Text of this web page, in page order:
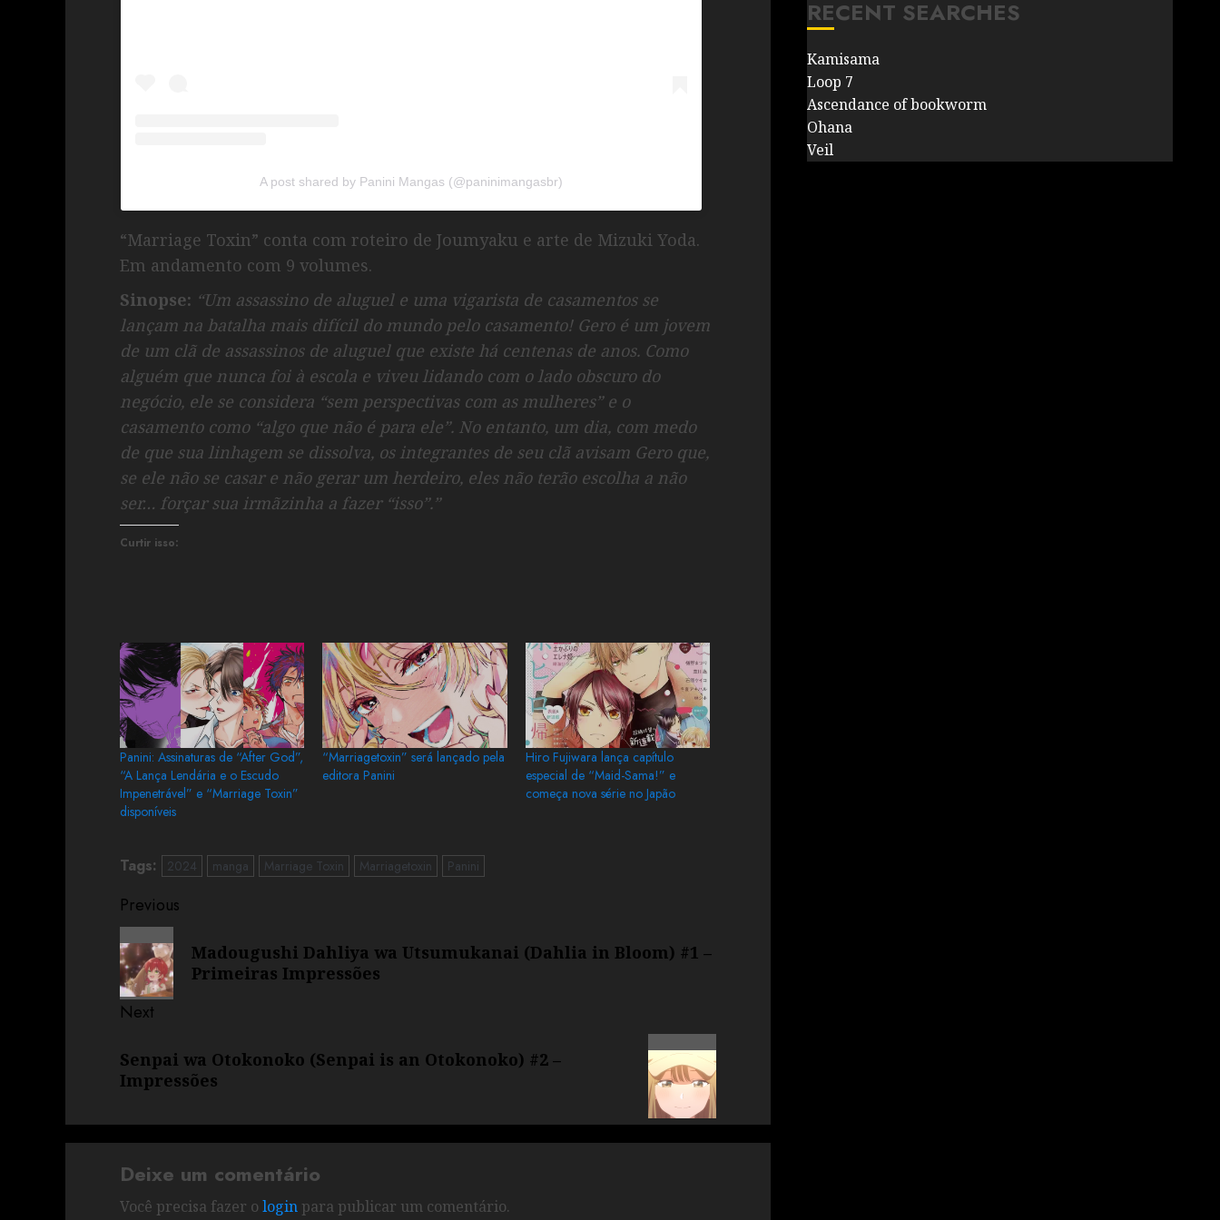
A post shared by Panini Mangas (@paninimangasbr)
“Marriage Toxin” conta com roteiro de Joumyaku e arte de Mizuki Yoda.
Em andamento com 9 volumes.
Sinopse: “Um assassino de aluguel e uma vigarista de casamentos se
lançam na batalha mais difícil do mundo pelo casamento! Gero é um jovem
de um clã de assassinos de aluguel que existe há centenas de anos. Como
alguém que nunca foi à escola e viveu lidando com o lado obscuro do
negócio, ele se considera “sem perspectivas com as mulheres” e o
casamento como “algo que não é para ele”. No entanto, um dia, com medo
de que sua linhagem se dissolva, os integrantes de seu clã avisam Gero que,
se ele não se casar e não gerar um herdeiro, eles não terão escolha a não
ser… forçar sua irmãzinha a fazer “isso”.”
Curtir isso:
Panini: Assinaturas de “After God”,
“A Lança Lendária e o Escudo
Impenetrável” e “Marriage Toxin”
disponíveis
“Marriagetoxin” será lançado pela
editora Panini
Hiro Fujiwara lança capítulo
especial de “Maid-Sama!” e
começa nova série no Japão
Tags: 2024 manga Marriage Toxin Marriagetoxin Panini
Previous
Madougushi Dahliya wa Utsumukanai (Dahlia in Bloom) #1 –
Primeiras Impressões
Next
Senpai wa Otokonoko (Senpai is an Otokonoko) #2 –
Impressões
Deixe um comentário
Você precisa fazer o login para publicar um comentário.
RECENT SEARCHES
Kamisama
Loop 7
Ascendance of bookworm
Ohana
Veil